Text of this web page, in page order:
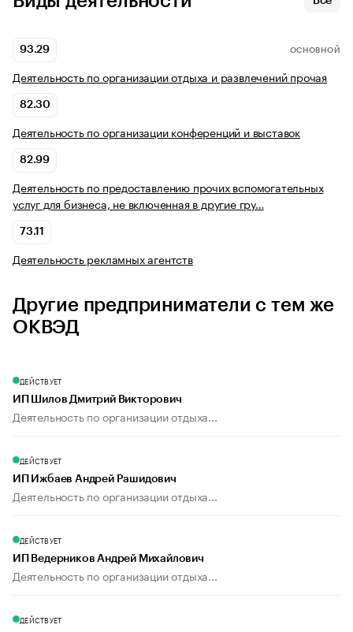
93.29 ОСНОВНОЙ
Деятельность по организации отдыха и развлечений прочая
82.30
Деятельность по организации конференций и выставок
82.99
Деятельность по предоставлению прочих вспомогательных
услуг для бизнеса, не включенная в другие гру…
73.11
Деятельность рекламных агентств
Другие предприниматели с тем же
ОКВЭД
ДЕЙСТВУЕТ
ИП Шилов Дмитрий Викторович
Деятельность по организации отдыха...
ДЕЙСТВУЕТ
ИП Ижбаев Андрей Рашидович
Деятельность по организации отдыха...
ДЕЙСТВУЕТ
ИП Ведерников Андрей Михайлович
Деятельность по организации отдыха...
ДЕЙСТВУЕТ